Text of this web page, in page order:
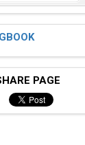
PAGE